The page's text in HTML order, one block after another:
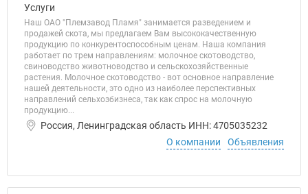
Услуги
Наш ОАО "Племзавод Пламя" занимается разведением и
продажей скота, мы предлагаем Вам высококачественную
продукцию по конкурентоспособным ценам. Наша компания
работает по трем направлениям: молочное скотоводство,
свиноводство животноводство и сельскохозяйственные
растения. Молочное скотоводство - вот основное направление
нашей деятельности, это одно из наиболее перспективных
направлений сельхозбизнеса, так как спрос на молочную
продукцию...
Россия, Ленинградская область ИНН: 4705035232
О компании
Объявления